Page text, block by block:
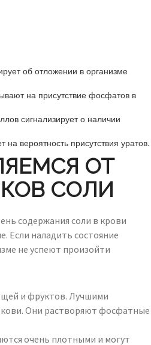
об отложении в организме
на присутствие фосфатов в
сигнализирует о наличии
на вероятность присутствия уратов.
ОТ
СОЛИ
содержания соли в крови
Если наладить состояние
не успеют произойти
и фруктов. Лучшими
Они растворяют фосфатные
очень плотными и могут